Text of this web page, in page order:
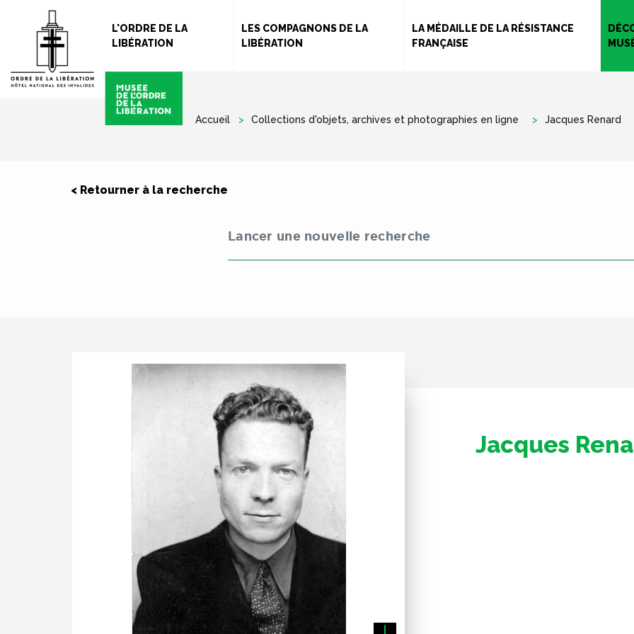
au
L'ORDRE DE LA
LIBÉRATION
LES COMPAGNONS DE LA
LIBÉRATION
LA MÉDAILLE DE LA RÉSISTANCE
FRANÇAISE
Accueil Collections d'objets, archives et photographies en ligne Jacques Renard
< Retourner à la recherche
Jacques